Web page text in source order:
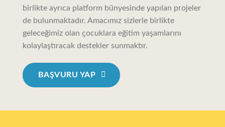
birlikte ayrıca platform bünyesinde yapılan projeler
de bulunmaktadır. Amacımız sizlerle birlikte
geleceğimiz olan çocuklara eğitim yaşamlarını
kolaylaştıracak destekler sunmaktır.
BAŞVURU YAP